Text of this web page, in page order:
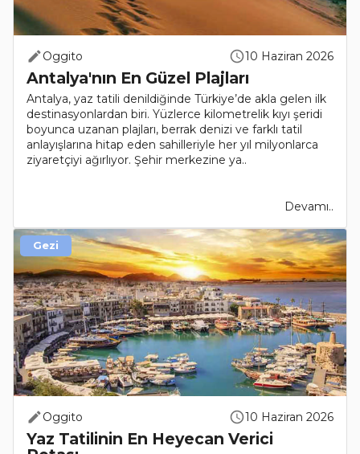
Oggito 10 Haziran 2026
Antalya'nın En Güzel Plajları
Antalya, yaz tatili denildiğinde Türkiye’de akla gelen ilk
destinasyonlardan biri. Yüzlerce kilometrelik kıyı şeridi
boyunca uzanan plajları, berrak denizi ve farklı tatil
anlayışlarına hitap eden sahilleriyle her yıl milyonlarca
ziyaretçiyi ağırlıyor. Şehir merkezine ya..
Devamı..
Oggito 10 Haziran 2026
Yaz Tatilinin En Heyecan Verici
Gezi